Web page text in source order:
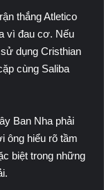
thắng Atletico
vì đau cơ. Nếu
dụng Cristhian
cùng Saliba
Ban Nha phải
ông hiểu rõ tầm
biệt trong những